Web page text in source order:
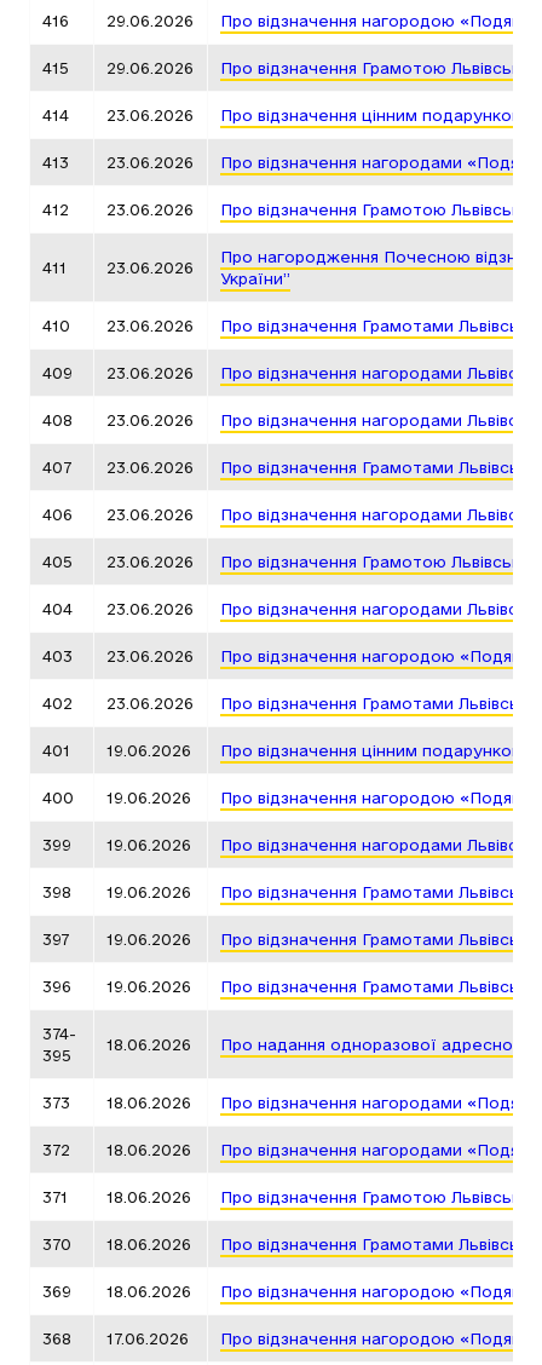
416 29.06.2026 Про відзначення нагородою «Подяка
415 29.06.2026 Про відзначення Грамотою
414 23.06.2026 Про відзначення цінним подарунком
413 23.06.2026 Про відзначення нагородами «Подяка
412 23.06.2026 Про відзначення Грамотою
411 23.06.2026
Про нагородження Почесною
України”
410 23.06.2026 Про відзначення Грамотами
409 23.06.2026 Про відзначення нагородами
408 23.06.2026 Про відзначення нагородами
407 23.06.2026 Про відзначення Грамотами
406 23.06.2026 Про відзначення нагородами
405 23.06.2026 Про відзначення Грамотою
404 23.06.2026 Про відзначення нагородами
403 23.06.2026 Про відзначення нагородою «Подяка
402 23.06.2026 Про відзначення Грамотами
401 19.06.2026 Про відзначення цінним подарунком
400 19.06.2026 Про відзначення нагородою «Подяка
399 19.06.2026 Про відзначення нагородами
398 19.06.2026 Про відзначення Грамотами
397 19.06.2026 Про відзначення Грамотами
396 19.06.2026 Про відзначення Грамотами
374-
395
18.06.2026 Про надання одноразової адресної
373 18.06.2026 Про відзначення нагородами «Подяка
372 18.06.2026 Про відзначення нагородами «Подяка
371 18.06.2026 Про відзначення Грамотою
370 18.06.2026 Про відзначення Грамотами
369 18.06.2026 Про відзначення нагородою «Подяка
368 17.06.2026 Про відзначення нагородою «Подяка